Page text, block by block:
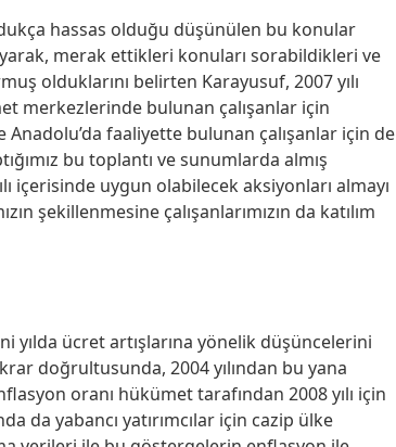
hassas olduğu düşünülen bu konular
merak ettikleri konuları sorabildikleri ve
olduklarını belirten Karayusuf, 2007 yılı
merkezlerinde bulunan çalışanlar için
faaliyette bulunan çalışanlar için de
bu toplantı ve sunumlarda almış
içerisinde uygun olabilecek aksiyonları almayı
şekillenmesine çalışanlarımızın da katılım
yılda ücret artışlarına yönelik düşüncelerini
doğrultusunda, 2004 yılından bu yana
oranı hükümet tarafından 2008 yılı için
da yabancı yatırımcılar için cazip ülke